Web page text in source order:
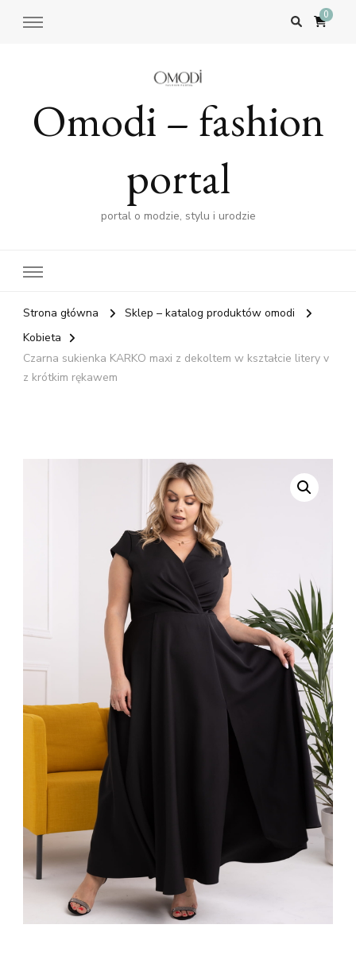
0
Omodi – fashion
portal
portal o modzie, stylu i urodzie
Strona główna
Sklep – katalog produktów omodi
Kobieta
Czarna sukienka KARKO maxi z dekoltem w kształcie litery v
z krótkim rękawem